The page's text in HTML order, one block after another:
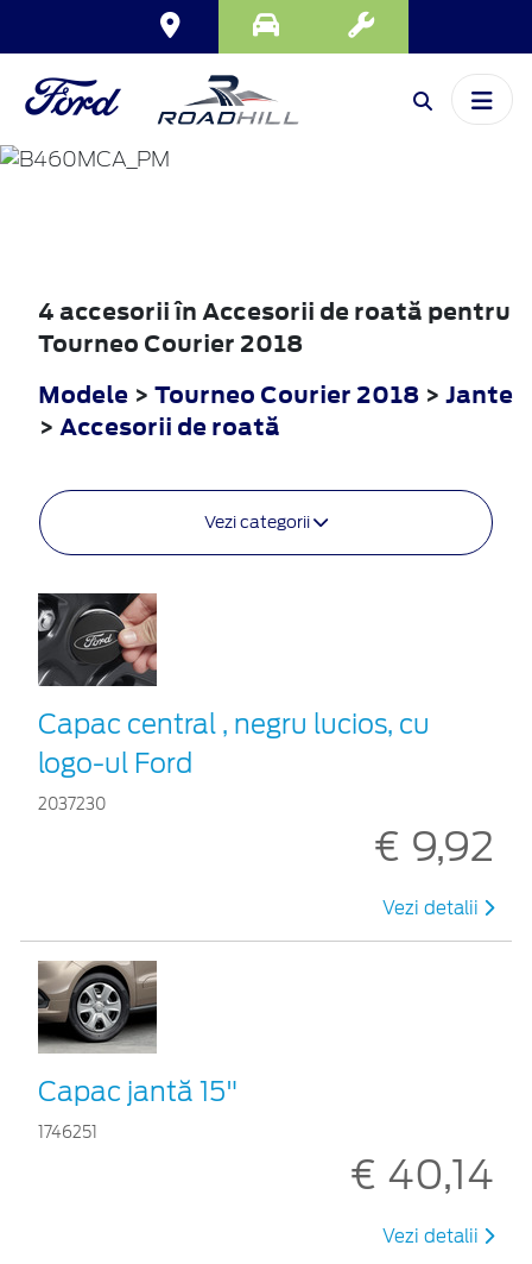
TOURNEO
COURIER
4 accesorii în Accesorii de roată pentru
Tourneo Courier 2018
Modele > Tourneo Courier 2018 > Jante
> Accesorii de roată
Vezi categorii
Capac central , negru lucios, cu
logo-ul Ford
2037230
€ 9,92
Vezi detalii
Capac jantă 15"
1746251
€ 40,14
Vezi detalii